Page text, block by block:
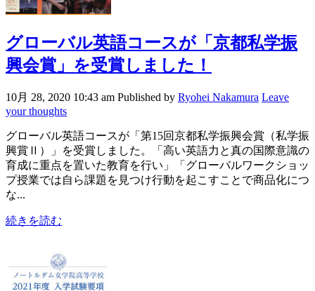
グローバル英語コースが「京都私学振
興会賞」を受賞しました！
10月 28, 2020 10:43 am Published by Ryohei Nakamura Leave
your thoughts
グローバル英語コースが「第15回京都私学振興会賞（私学振
興賞Ⅱ）」を受賞しました。「高い英語力と真の国際意識の
育成に重点を置いた教育を行い」「グローバルワークショッ
プ授業では自ら課題を見つけ行動を起こすことで商品化につ
な...
続きを読む